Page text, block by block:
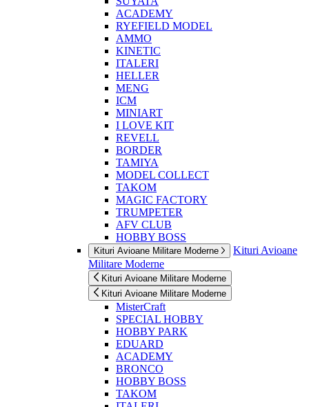
ACADEMY
RYEFIELD MODEL
AMMO
KINETIC
ITALERI
HELLER
MENG
ICM
MINIART
I LOVE KIT
REVELL
BORDER
TAMIYA
MODEL COLLECT
TAKOM
MAGIC FACTORY
TRUMPETER
AFV CLUB
HOBBY BOSS
Kituri Avioane Militare Moderne
Kituri Avioane
Militare Moderne
Kituri Avioane Militare Moderne
Kituri Avioane Militare Moderne
MisterCraft
SPECIAL HOBBY
HOBBY PARK
EDUARD
ACADEMY
BRONCO
HOBBY BOSS
TAKOM